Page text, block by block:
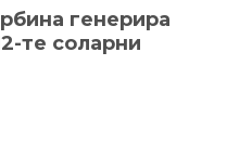
генерира
те соларни